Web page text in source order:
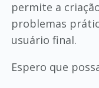
permite a
problemas
usuário final.
Espero que